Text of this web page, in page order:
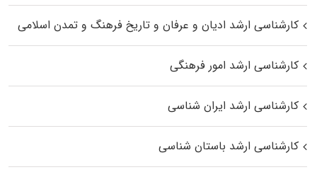
کارشناسی ارشد ادیان و عرفان و تاریخ فرهنگ و تمدن اسلامی
کارشناسی ارشد امور فرهنگی
کارشناسی ارشد ایران شناسی
کارشناسی ارشد باستان شناسی